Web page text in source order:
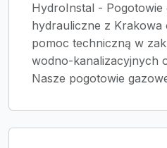
HydroInstal - Pogotowie
hydrauliczne z Krakowa
pomoc techniczną w
wodno-kanalizacyjnych
Nasze pogotowie